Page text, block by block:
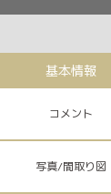
基本情報
コメント
写真/間取り図